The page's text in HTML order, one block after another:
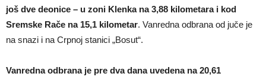
još dve deonice – u zoni Klenka na 3,88 kilometara i kod
Sremske Rače na 15,1 kilometar. Vanredna odbrana od juče je
na snazi i na Crpnoj stanici „Bosut“.
Vanredna odbrana je pre dva dana uvedena na 20,61